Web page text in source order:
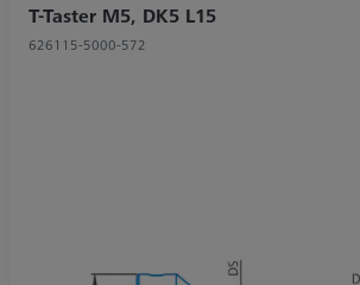
T-Taster M5, DK5 L15
626115-5000-572